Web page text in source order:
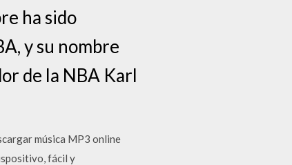
ha sido
y su nombre
de la NBA Karl
música MP3 online
fácil y